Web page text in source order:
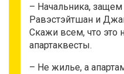
– Начальника,
Равэстэйтшан и
Скажи всем, что это
апартаквесты.
– Не жилье, а